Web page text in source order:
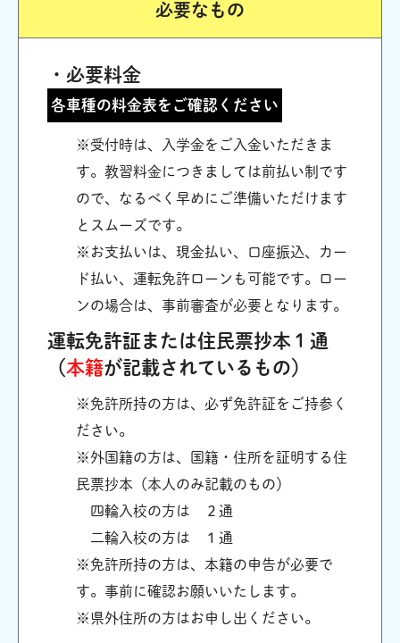
必要なもの
・必要料金
各車種の料金表をご確認ください
※受付時は、入学金をご入金いただきま
す。教習料金につきましては前払い制です
ので、なるべく早めにご準備いただけます
とスムーズです。
※お支払いは、現金払い、口座振込、カー
ド払い、運転免許ローンも可能です。ロー
ンの場合は、事前審査が必要となります。
運転免許証または住民票抄本１通
（本籍が記載されているもの）
※免許所持の方は、必ず免許証をご持参く
ださい。
※外国籍の方は、国籍・住所を証明する住
民票抄本（本人のみ記載のもの）
四輪入校の方は ２通
二輪入校の方は １通
※免許所持の方は、本籍の申告が必要で
す。事前に確認お願いいたします。
※県外住所の方はお申し出ください。